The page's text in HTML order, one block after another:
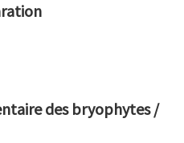
des bryophytes /